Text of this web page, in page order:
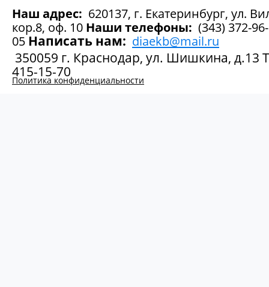
Наш адрес: 620137, г. Екатеринбург, ул.
кор.8, оф. 10 Наши телефоны: (343) 372-
05 Написать нам: diaekb@mail.ru
350059 г. Краснодар, ул. Шишкина, д.13
415-15-70
Политика конфиденциальности